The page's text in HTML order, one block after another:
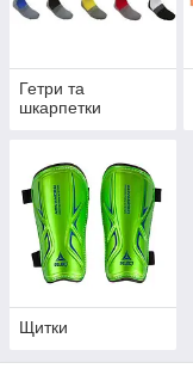
Гетри та
шкарпетки
Щитки